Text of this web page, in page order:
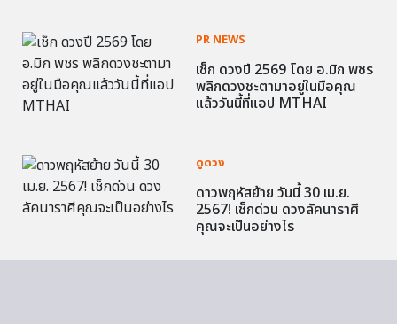
PR NEWS
เช็ก ดวงปี 2569 โดย อ.มิก พชร
พลิกดวงชะตามาอยู่ในมือคุณ
แล้ววันนี้ที่แอป MTHAI
ดูดวง
ดาวพฤหัสย้าย วันนี้ 30 เม.ย.
2567! เช็กด่วน ดวงลัคนาราศี
คุณจะเป็นอย่างไร